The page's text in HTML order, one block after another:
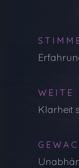
WEITE
Klarheit